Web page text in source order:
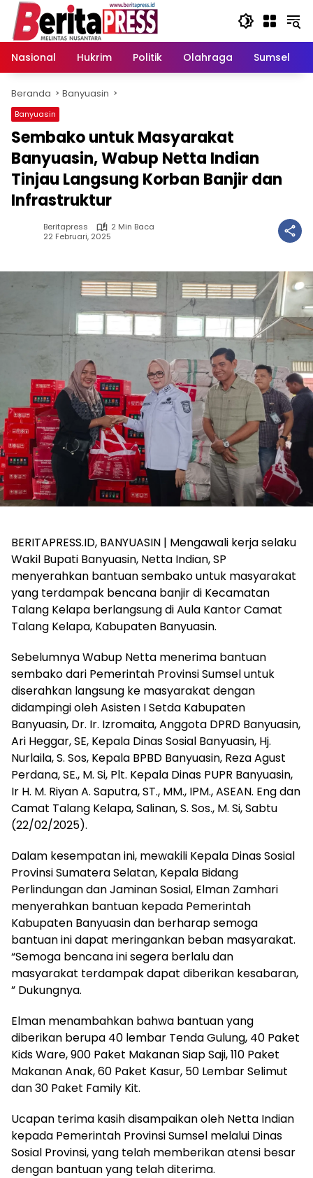
Langsung
konten
Nasional
Hukrim Politik Olahraga Sumsel
Beranda Banyuasin
Banyuasin
Sembako untuk Masyarakat
Banyuasin, Wabup Netta Indian
Tinjau Langsung Korban Banjir dan
Infrastruktur
Beritapress
2 Min Baca
22 Februari, 2025
BERITAPRESS.ID, BANYUASIN | Mengawali kerja selaku
Wakil Bupati Banyuasin, Netta Indian, SP
menyerahkan bantuan sembako untuk masyarakat
yang terdampak bencana banjir di Kecamatan
Talang Kelapa berlangsung di Aula Kantor Camat
Talang Kelapa, Kabupaten Banyuasin.
Sebelumnya Wabup Netta menerima bantuan
sembako dari Pemerintah Provinsi Sumsel untuk
diserahkan langsung ke masyarakat dengan
didampingi oleh Asisten I Setda Kabupaten
Banyuasin, Dr. Ir. Izromaita, Anggota DPRD Banyuasin,
Ari Heggar, SE, Kepala Dinas Sosial Banyuasin, Hj.
Nurlaila, S. Sos, Kepala BPBD Banyuasin, Reza Agust
Perdana, SE., M. Si, Plt. Kepala Dinas PUPR Banyuasin,
Ir H. M. Riyan A. Saputra, ST., MM., IPM., ASEAN. Eng dan
Camat Talang Kelapa, Salinan, S. Sos., M. Si, Sabtu
(22/02/2025).
Dalam kesempatan ini, mewakili Kepala Dinas Sosial
Provinsi Sumatera Selatan, Kepala Bidang
Perlindungan dan Jaminan Sosial, Elman Zamhari
menyerahkan bantuan kepada Pemerintah
Kabupaten Banyuasin dan berharap semoga
bantuan ini dapat meringankan beban masyarakat.
“Semoga bencana ini segera berlalu dan
masyarakat terdampak dapat diberikan kesabaran,
” Dukungnya.
Elman menambahkan bahwa bantuan yang
diberikan berupa 40 lembar Tenda Gulung, 40 Paket
Kids Ware, 900 Paket Makanan Siap Saji, 110 Paket
Makanan Anak, 60 Paket Kasur, 50 Lembar Selimut
dan 30 Paket Family Kit.
Ucapan terima kasih disampaikan oleh Netta Indian
kepada Pemerintah Provinsi Sumsel melalui Dinas
Sosial Provinsi, yang telah memberikan atensi besar
dengan bantuan yang telah diterima.